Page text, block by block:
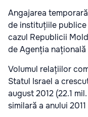
Angajarea
de instituțiile
cazul Republicii
de Agenția
Volumul relațiilor
Statul Israel a
august 2012 (22.1
similară a anului